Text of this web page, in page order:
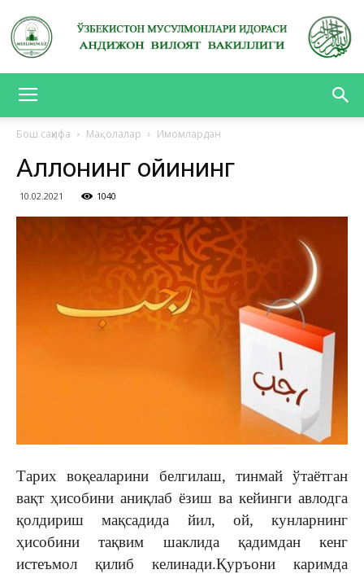
ВИЛОЯТ
ВАКИЛЛИГИ
Бош саҳифа Мақолалар Имомлардан
Аллоҳнинг ойининг
10.02.2021 1040
Тарих воқеаларини белгилаш, тинмай ўтаётган
вақт ҳисобини аниқлаб ёзиш ва кейинги авлодга
қолдириш мақсадида йил, ой, кунларнинг
ҳисобини тақвим шаклида қадимдан кенг
истеъмол қилиб келинади.Қуръони каримда